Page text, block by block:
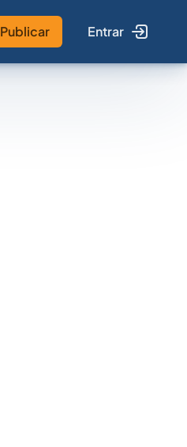
Publicar Entrar